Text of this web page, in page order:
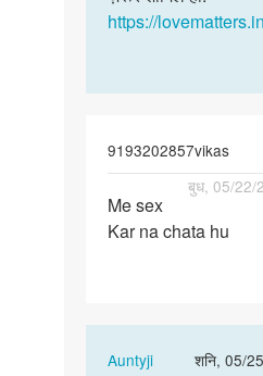
हमें…
यादव
कोई…
https://
9193202857vikas
बुध, 05/22/
Me
sex
Me sex
Kar na chata hu
Auntyji
शनि, 05/
In